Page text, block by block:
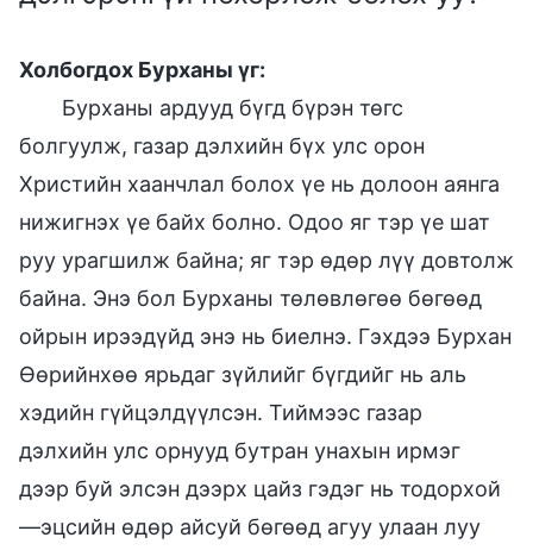
Холбогдох Бурханы үг:
Бурханы ардууд бүгд бүрэн төгс
болгуулж, газар дэлхийн бүх улс орон
Христийн хаанчлал болох үе нь долоон аянга
нижигнэх үе байх болно. Одоо яг тэр үе шат
руу урагшилж байна; яг тэр өдөр лүү довтолж
байна. Энэ бол Бурханы төлөвлөгөө бөгөөд
ойрын ирээдүйд энэ нь биелнэ. Гэхдээ Бурхан
Өөрийнхөө ярьдаг зүйлийг бүгдийг нь аль
хэдийн гүйцэлдүүлсэн. Тиймээс газар
дэлхийн улс орнууд бутран унахын ирмэг
дээр буй элсэн дээрх цайз гэдэг нь тодорхой
—эцсийн өдөр айсуй бөгөөд агуу улаан луу